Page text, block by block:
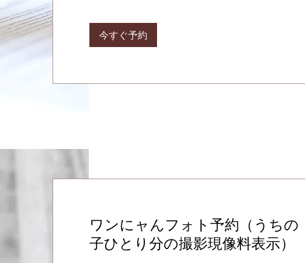
今すぐ予約
ワンにャんフォト予約（うちの
子ひとり分の撮影現像料表示）